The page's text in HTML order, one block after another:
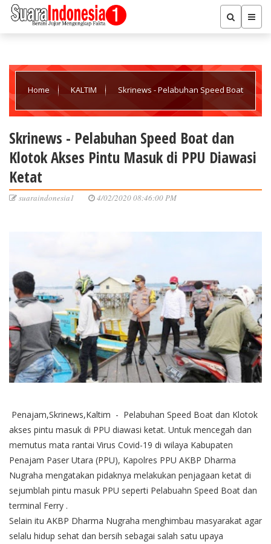
Home KALTIM Skrinews - Pelabuhan Speed Boat
Skrinews - Pelabuhan Speed Boat dan
Klotok Akses Pintu Masuk di PPU Diawasi
Ketat
suaraindonesia1 4/02/2020 08:46:00 PM
Penajam,Skrinews,Kaltim - Pelabuhan Speed Boat dan Klotok
akses pintu masuk di PPU diawasi ketat. Untuk mencegah dan
memutus mata rantai Virus Covid-19 di wilaya Kabupaten
Penajam Paser Utara (PPU), Kapolres PPU AKBP Dharma
Nugraha mengatakan pidaknya melakukan penjagaan ketat di
sejumblah pintu masuk PPU seperti Pelabuahn Speed Boat dan
terminal Ferry .
Selain itu AKBP Dharma Nugraha menghimbau masyarakat agar
selalu hidup sehat dan bersih sebagai salah satu upaya